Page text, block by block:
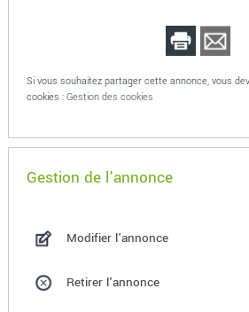
Si vous souhaitez partager cette annonce, vous
cookies : Gestion des cookies
Gestion de l'annonce
Modifier l'annonce
Retirer l'annonce